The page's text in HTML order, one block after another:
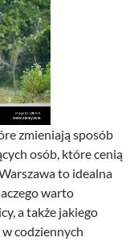
zmieniają sposób
osób, które cenią
to idealna
warto
a także jakiego
codziennych